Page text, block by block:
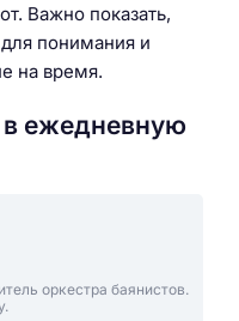
Важно показать,
понимания и
на время.
в ежедневную
оркестра баянистов.